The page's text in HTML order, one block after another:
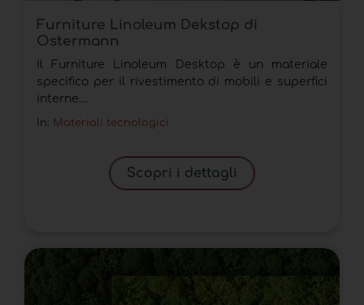
Furniture Linoleum Dekstop di
Ostermann
Il Furniture Linoleum Desktop è un materiale
specifico per il rivestimento di mobili e superfici
interne....
In: Materiali tecnologici
Scopri i dettagli